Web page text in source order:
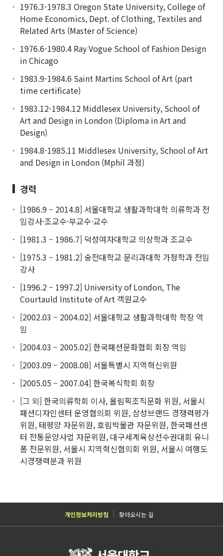
1976.3-1978.3 Oregon State University, College of
Home Economics, Dept. of Clothing, Textiles and
Related Arts (Master of Science)
1976.6-1980.4 Ray Vogue School of Fashion Design
in Chicago
1983.9-1984.6 Saint Martins School of Art (part
time certificate)
1983.12-1984.12 Middlesex University, School of
Art and Design in London (Diploma in Art and
Design)
1984.8-1985.11 Middlesex University, School of Art
and Design in London (Mphil 과정)
경력
[1986.9 – 2014.8] 서울대학교 생활과학대학 의류학과 전
임강사·조교수·부교수·교수
[1981.3 – 1986.7] 덕성여자대학교 의상학과 조교수
[1975.3 – 1981.2] 숭전대학교 문리과대학 가정학과 전임
강사
[1996.2 – 1997.2] University of London, The
Courtauld Institute of Art 객원교수
[2002.03 – 2004.02] 서울대학교 생활과학대학 학장 역
임
[2004.03 – 2005.02] 한국패션문화협회 회장 역임
[2003.09 – 2008.08] 서울특별시 지역혁신위원
[2005.05 – 2007.04] 한국복식학회 회장
[그 외] 한국의류학회 이사, 올림픽조직문화 위원, 서울시
패션디자인센터 운영협의회 위원, 삼성브랜드 경쟁력평가
위원, 태평양 자문위원, 호림박물관 자문위원, 한국패션센
터 전통문양사업 자문위원, 대구세계육상선수권대회 유니
폼 전문위원, 서울시 지역혁신협의회 위원, 서울시 여행도
시경쟁력분과 위원
개인정보처리방침 찾아오시는 길